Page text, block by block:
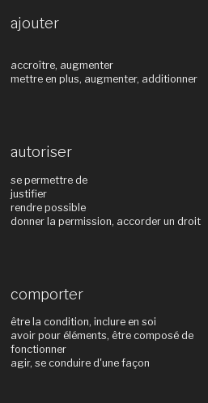
ajouter
accroître, augmenter
mettre en plus, augmenter, additionner
autoriser
se permettre de
justifier
rendre possible
donner la permission, accorder un droit
comporter
être la condition, inclure en soi
avoir pour éléments, être composé de
fonctionner
agir, se conduire d'une façon